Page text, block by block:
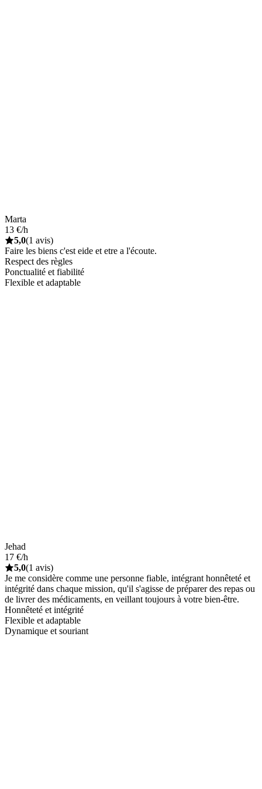
Marta
13 €/h
5,0(1 avis)
Faire les biens c'est eide et etre a l'écoute.
Respect des règles
Ponctualité et fiabilité
Flexible et adaptable
Jehad
17 €/h
5,0(1 avis)
Je me considère comme une personne fiable, intégrant honnêteté et
intégrité dans chaque mission, qu'il s'agisse de préparer des repas ou
de livrer des médicaments, en veillant toujours à votre bien-être.
Honnêteté et intégrité
Flexible et adaptable
Dynamique et souriant